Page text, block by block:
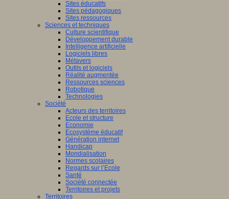
Sites éducatifs
Sites pédagogiques
Sites ressources
Sciences et techniques
Culture scientifique
Développement durable
Intelligence artificielle
Logiciels libres
Métavers
Outils et logiciels
Réalité augmentée
Ressources sciences
Robotique
Technologies
Société
Acteurs des territoires
Ecole et structure
Economie
Ecosystème éducatif
Génération internet
Handicap
Mondialisation
Normes scolaires
Regards sur l’Ecole
Santé
Société connectée
Territoires et projets
Territoires